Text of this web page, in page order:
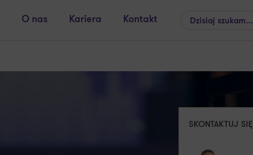
O nas Kariera Kontakt
SKONTAKTUJ SIĘ